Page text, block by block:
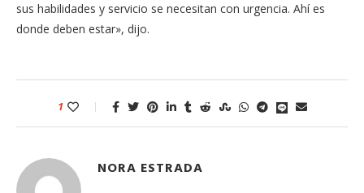
sus habilidades y servicio se necesitan con urgencia. Ahí es
donde deben estar», dijo.
1
NORA ESTRADA